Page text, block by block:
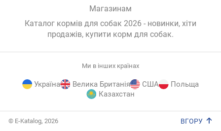
Магазинам
Каталог кормів для собак 2026 - новинки, хіти
продажів, купити корм для собак.
Ми в інших країнах
Україна Велика Британія США
Польща
Казахстан
© E-Katalog, 2026 ВГОРУ